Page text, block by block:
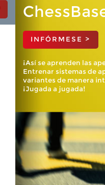
INFÓRMESE >
¡Así se aprenden las
Entrenar sistemas de
variantes de manera
¡Jugada a jugada!